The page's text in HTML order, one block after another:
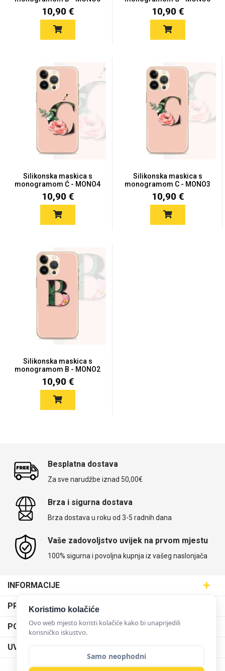
10,90 € 10,90 €
Silikonska maskica s
monogramom Ć - MONO4
10,90 €
Silikonska maskica s
monogramom C - MONO3
10,90 €
Silikonska maskica s
monogramom B - MONO2
10,90 €
Besplatna dostava
Za sve narudžbe iznad 50,00€
Brza i sigurna dostava
Brza dostava u roku od 3-5 radnih dana
Vaše zadovoljstvo uvijek na prvom mjestu
100% sigurna i povoljna kupnja iz vašeg naslonjača
INFORMACIJE
SVIJET MASKICA d.o.o.
Aleja javora 13, 10000 Zagreb
PRODAJNA MJESTA
Poslovnica Trešnjevka
Poslovnica Dubrava
PODRŠKA
Dostava
UVJETI KORIŠTENJA
Klub vjernosti
Koristimo kolačiće
Ovo web mjesto koristi kolačiće kako bi unaprijedili
korisničko iskustvo.
Samo neophodni